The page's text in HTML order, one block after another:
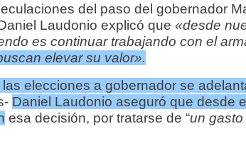
del paso del gobernador
Laudonio explicó que «desde
es continuar trabajando con el
elevar su valor».
elecciones a gobernador se
Daniel Laudonio aseguró que desde
esa decisión, por tratarse de “un